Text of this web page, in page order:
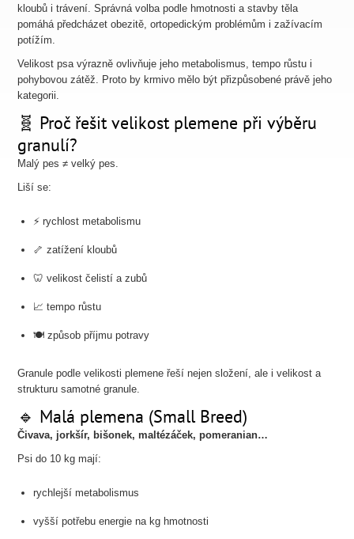
kloubů i trávení. Správná volba podle hmotnosti a stavby těla
pomáhá předcházet obezitě, ortopedickým problémům i zažívacím
potížím.
Velikost psa výrazně ovlivňuje jeho metabolismus, tempo růstu i
pohybovou zátěž. Proto by krmivo mělo být přizpůsobené právě jeho
kategorii.
🧬 Proč řešit velikost plemene při výběru
granulí?
Malý pes ≠ velký pes.
Liší se:
⚡ rychlost metabolismu
🦴 zatížení kloubů
🦷 velikost čelistí a zubů
📈 tempo růstu
🍽️ způsob příjmu potravy
Granule podle velikosti plemene řeší nejen složení, ale i velikost a
strukturu samotné granule.
🔹 Malá plemena (Small Breed)
Čivava, jorkšír, bišonek, maltézáček, pomeranian…
Psi do 10 kg mají:
rychlejší metabolismus
vyšší potřebu energie na kg hmotnosti